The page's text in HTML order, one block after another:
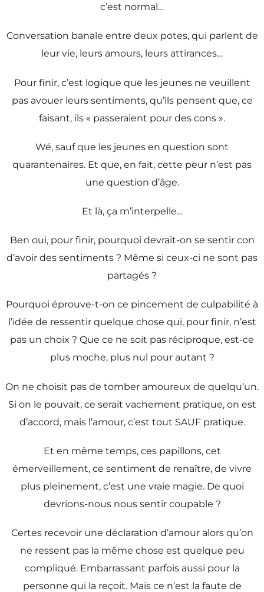
c’est normal…
Conversation banale entre deux potes, qui parlent de
leur vie, leurs amours, leurs attirances…
Pour finir, c’est logique que les jeunes ne veuillent
pas avouer leurs sentiments, qu’ils pensent que, ce
faisant, ils « passeraient pour des cons ».
Wé, sauf que les jeunes en question sont
quarantenaires. Et que, en fait, cette peur n’est pas
une question d’âge.
Et là, ça m’interpelle…
Ben oui, pour finir, pourquoi devrait-on se sentir con
d’avoir des sentiments ? Même si ceux-ci ne sont pas
partagés ?
Pourquoi éprouve-t-on ce pincement de culpabilité à
l’idée de ressentir quelque chose qui, pour finir, n’est
pas un choix ? Que ce ne soit pas réciproque, est-ce
plus moche, plus nul pour autant ?
On ne choisit pas de tomber amoureux de quelqu’un.
Si on le pouvait, ce serait vachement pratique, on est
d’accord, mais l’amour, c’est tout SAUF pratique.
Et en même temps, ces papillons, cet
émerveillement, ce sentiment de renaître, de vivre
plus pleinement, c’est une vraie magie. De quoi
devrions-nous nous sentir coupable ?
Certes recevoir une déclaration d’amour alors qu’on
ne ressent pas la même chose est quelque peu
compliqué. Embarrassant parfois aussi pour la
personne qui la reçoit. Mais ce n’est la faute de